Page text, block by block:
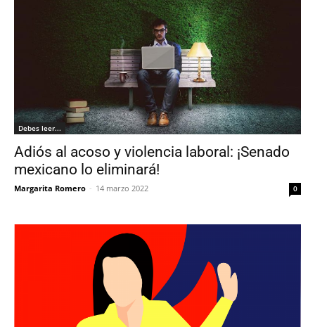
Debes leer...
Adiós al acoso y violencia laboral: ¡Senado
mexicano lo eliminará!
Margarita Romero - 14 marzo 2022 0